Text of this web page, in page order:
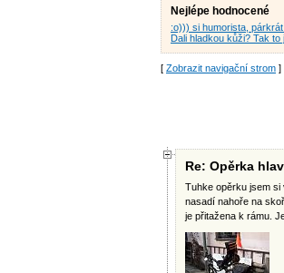
Nejlépe hodnocené
:o))) si humorista,
Dali hladkou kůži? Tak
[ Zobrazit navigační strom ]
Re: Opěrka
Tuhke opěrku jsem si
nasadí nahoře na
je přitažena k rámu.